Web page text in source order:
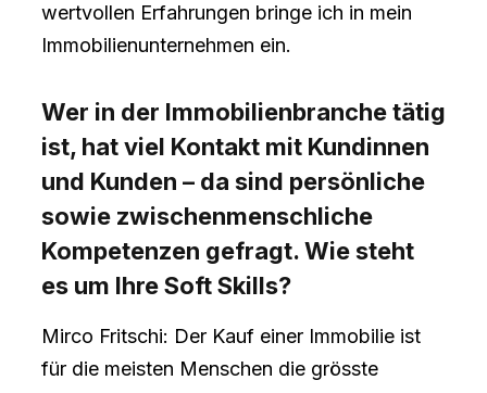
wertvollen Erfahrungen bringe ich in mein
Immobilienunternehmen ein.
Wer in der Immobilienbranche tätig
ist, hat viel Kontakt mit Kundinnen
und Kunden – da sind persönliche
sowie zwischenmenschliche
Kompetenzen gefragt. Wie steht
es um Ihre Soft Skills?
Mirco Fritschi: Der Kauf einer Immobilie ist
für die meisten Menschen die grösste